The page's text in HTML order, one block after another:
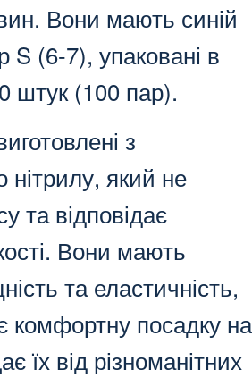
Вони мають синій
S (6-7), упаковані в
штук (100 пар).
з
нітрилу, який не
та відповідає
Вони мають
та еластичність,
комфортну посадку на
їх від різноманітних